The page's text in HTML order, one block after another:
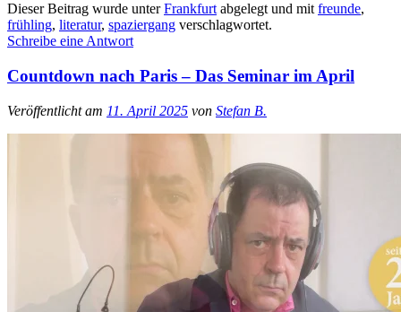
Dieser Beitrag wurde unterFrankfurt abgelegt und mit freunde,
frühling, literatur, spaziergang verschlagwortet.
Schreibe eine Antwort
Countdown nach Paris – Das Seminar im April
Veröffentlicht am 11. April 2025 von Stefan B.